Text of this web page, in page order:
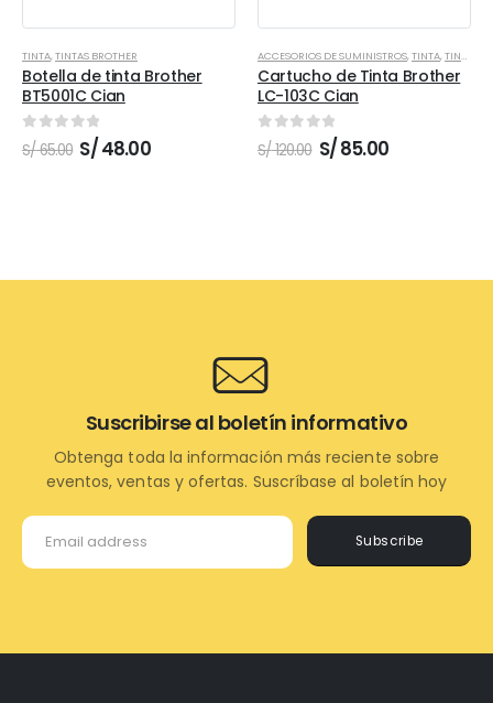
TINTA,TINTAS BROTHER
Botella de tinta Brother
BT5001C Cian
out of 5
S/65.00 El
precio
S/48.00El
ACCESORIOS DE SUMINISTROS,TINTA,TINTAS BROTHER
Cartucho de Tinta Brother
LC-103C Cian
out of 5
S/120.00 El
precio
S/85.00El
Subscribe
Suscribirse al boletín informativo
Obtenga toda la información más reciente sobre
eventos, ventas y ofertas. Suscríbase al boletín hoy